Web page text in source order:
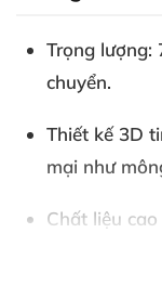
Trọng lượng:
chuyển.
Thiết kế 3D
mại như
Chất liệu
Bề mặt mịn